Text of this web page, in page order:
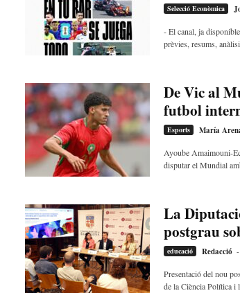
Selecció Econòmica
- El canal, ja
prèvies, resums,
De Vic al
futbol
Esports María
Ayoube Amaimouni-
disputar el Mundial
La
postgrau
educació Redacció -
Presentació del nou
de la Ciència Política i